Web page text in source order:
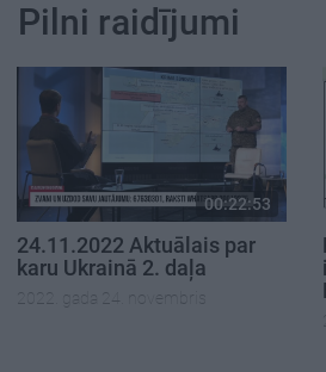
Pilni raidījumi
00:22:53
24.11.2022 Aktuālais par
karu Ukrainā 2. daļa
2022. gada 24. novembris